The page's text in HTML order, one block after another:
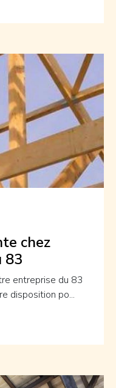
chez
83
entreprise du 83
disposition po...